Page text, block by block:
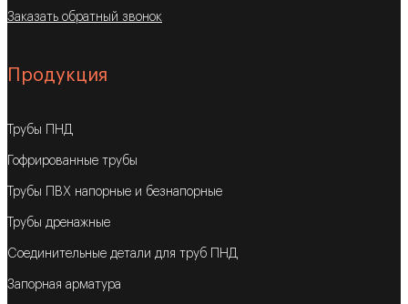
Заказать обратный звонок
Продукция
Трубы ПНД
Гофрированные трубы
Трубы ПВХ напорные и безнапорные
Трубы дренажные
Соединительные детали для труб ПНД
Запорная арматура